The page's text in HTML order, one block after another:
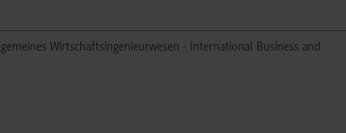
Wirtschaftsingenieurwesen - International Business and